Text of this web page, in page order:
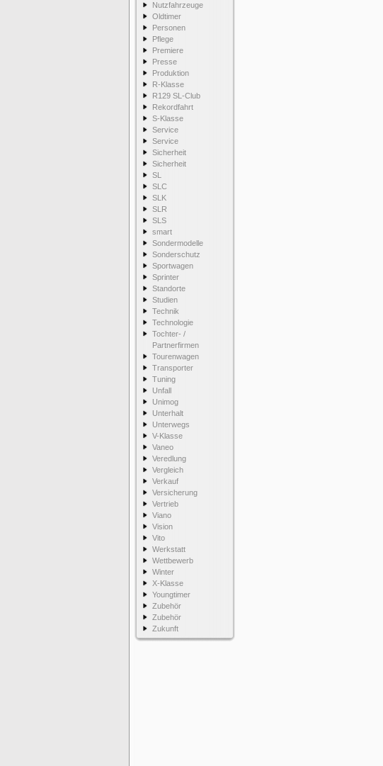
Nutzfahrzeuge
Oldtimer
Personen
Pflege
Premiere
Presse
Produktion
R-Klasse
R129 SL-Club
Rekordfahrt
S-Klasse
Service
Service
Sicherheit
Sicherheit
SL
SLC
SLK
SLR
SLS
smart
Sondermodelle
Sonderschutz
Sportwagen
Sprinter
Standorte
Studien
Technik
Technologie
Tochter- /
Partnerfirmen
Tourenwagen
Transporter
Tuning
Unfall
Unimog
Unterhalt
Unterwegs
V-Klasse
Vaneo
Veredlung
Vergleich
Verkauf
Versicherung
Vertrieb
Viano
Vision
Vito
Werkstatt
Wettbewerb
Winter
X-Klasse
Youngtimer
Zubehör
Zubehör
Zukunft